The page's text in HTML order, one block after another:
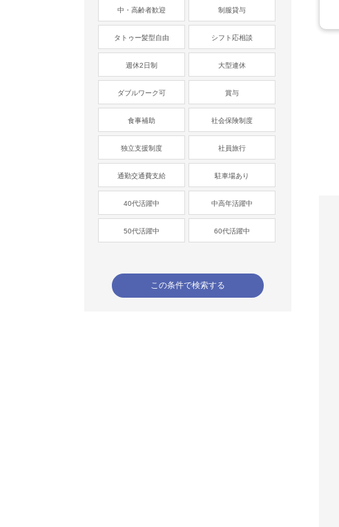
中・高齢者歓迎 制服貸与
タトゥー髪型自由 シフト応相談
週休2日制 大型連休
ダブルワーク可 賞与
食事補助 社会保険制度
独立支援制度 社員旅行
通勤交通費支給 駐車場あり
40代活躍中 中高年活躍中
50代活躍中 60代活躍中